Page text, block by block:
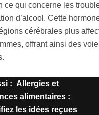
ce qui concerne les
d’alcool. Cette
cérébrales plus
offrant ainsi des
: Allergies et
alimentaires :
les idées reçues